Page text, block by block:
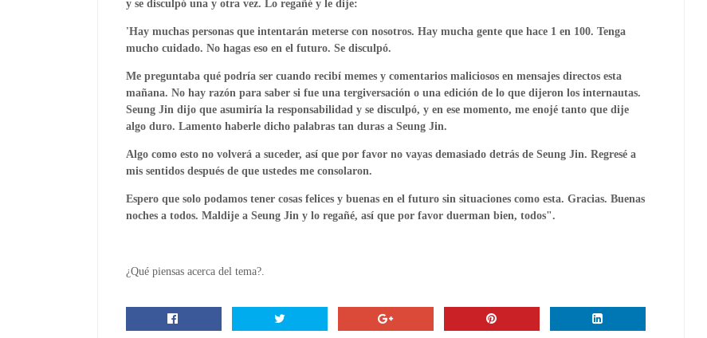
y se disculpó una y otra vez. Lo regañé y le dije:
'Hay muchas personas que intentarán meterse con nosotros. Hay mucha gente que hace 1 en 100. Tenga
mucho cuidado. No hagas eso en el futuro. Se disculpó.
Me preguntaba qué podría ser cuando recibí memes y comentarios maliciosos en mensajes directos esta
mañana. No hay razón para saber si fue una tergiversación o una edición de lo que dijeron los internautas.
Seung Jin dijo que asumiría la responsabilidad y se disculpó, y en ese momento, me enojé tanto que dije
algo duro. Lamento haberle dicho palabras tan duras a Seung Jin.
Algo como esto no volverá a suceder, así que por favor no vayas demasiado detrás de Seung Jin. Regresé a
mis sentidos después de que ustedes me consolaron.
Espero que solo podamos tener cosas felices y buenas en el futuro sin situaciones como esta. Gracias. Buenas
noches a todos. Maldije a Seung Jin y lo regañé, así que por favor duerman bien, todos".
¿Qué piensas acerca del tema?.